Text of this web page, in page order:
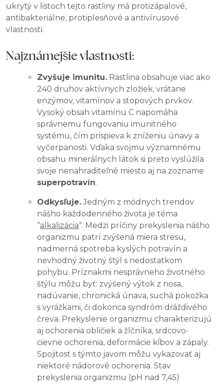
ukrytý v listoch tejto rastliny má protizápalové,
antibakteriálne, protiplesňové a antivírusové
vlastnosti.
Najznámejšie vlastnosti:
Zvyšuje imunitu. Rastlina obsahuje viac ako
240 druhov aktívnych zložiek, vrátane
enzýmov, vitamínov a stopových prvkov.
Vysoký obsah vitamínu C napomáha
správnemu fungovaniu imunitného
systému, čím prispieva k zníženiu únavy a
vyčerpanosti. Vďaka svojmu významnému
obsahu minerálnych látok si preto vyslúžila
svoje nenahraditeľné miesto aj na zozname
superpotravín.
Odkysľuje.Jedným z módnych trendov
nášho každodenného života je téma
“alkalizácia“. Medzi príčiny prekyslenia nášho
organizmu patrí zvýšená miera stresu,
nadmerná spotreba kyslých potravín a
nevhodný životný štýl s nedostatkom
pohybu. Príznakmi nesprávneho životného
štýlu môžu byť: zvýšený výtok z nosa,
nadúvanie, chronická únava, suchá pokožka
s vyrážkami, či dokonca syndróm dráždivého
čreva. Prekyslenie organizmu charakterizujú
aj ochorenia obličiek a žlčníka, srdcovo-
cievne ochorenia, deformácie kĺbov a zápaly.
Spojitosť s týmto javom môžu vykazovať aj
niektoré nádorové ochorenia. Stav
prekyslenia organizmu (pH nad 7,45)